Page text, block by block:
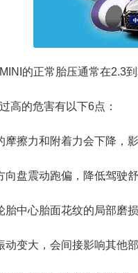
的正常胎压通常在2.3
高的危害有以下6点：
摩擦力和附着力会下降，影
向盘震动跑偏，降低驾驶舒
胎中心胎面花纹的局部磨
动变大，会间接影响其他部